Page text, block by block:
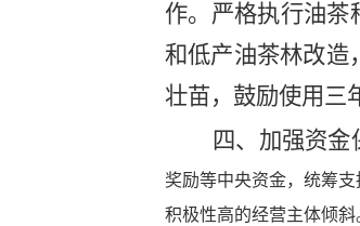
作。严格执行油茶
和低产油茶林改造
壮苗，鼓励使用三
四、加强资金保
奖励等中央资金，统筹
积极性高的经营主体倾